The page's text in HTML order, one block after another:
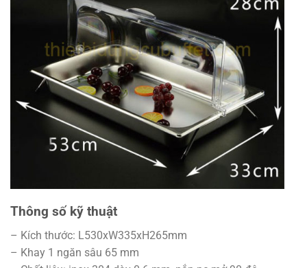
Thông số kỹ thuật
– Kích thước: L530xW335xH265mm
– Khay 1 ngăn sâu 65 mm